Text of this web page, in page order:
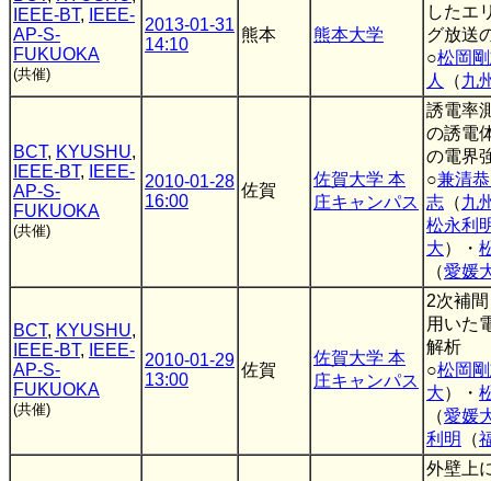
IEEE-BT,
IEEE-
AP-S-
FUKUOKA
(共催)
2013-01-31
14:10
熊本 熊本大学
したエ
グ放送
○松岡
人
（九
BCT, KYUSHU,
IEEE-BT,
IEEE-
AP-S-
FUKUOKA
(共催)
2010-01-28
16:00
佐賀
佐賀大学 本
庄キャンパス
誘電率
の誘電
の電界
○兼清
志 （九
松永利
大）・
（愛媛
BCT, KYUSHU,
IEEE-BT,
IEEE-
AP-S-
FUKUOKA
(共催)
2010-01-29
13:00
佐賀
佐賀大学 本
庄キャンパス
2次補
用いた
解析
○松岡
大）・
（愛媛
利明
（
外壁上